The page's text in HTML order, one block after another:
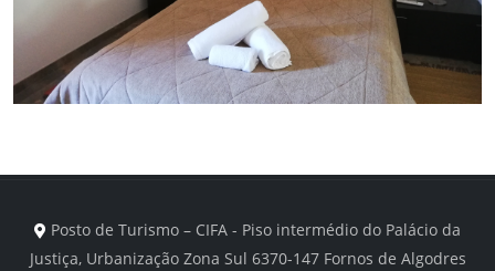
Posto de Turismo – CIFA - Piso intermédio do Palácio da
Justiça, Urbanização Zona Sul 6370-147 Fornos de Algodres